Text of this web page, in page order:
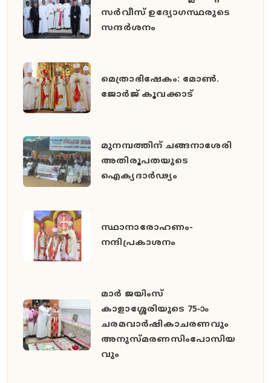
സർവീസ് ഉദ്യോഗസ്ഥരുടെ
സന്ദർശനം
മെത്രാഭിഷേകം: മോൺ.
ജോർജ് കൂവക്കാട്
മുനമ്പത്തിന് ചങ്ങനാശേരി
അതിരൂപതയുടെ
ഐക്യദാർഢ്യം
സ്ഥാനാരോഹണം-
നന്ദിപ്രകാശനം
മാർ ജയിംസ്
കാളാശ്ശേരിയുടെ 75-ാം
ചരമവാർഷികാചരണവും
അനുസ്മരണസിംപോസിയ
വും